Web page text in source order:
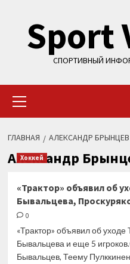
содержимому
Sport
СПОРТИВНЫЙ
меню
ГЛАВНАЯ АЛЕКСАНДР БРЫНЦЕВ
Александр
Хоккей
«Трактор» объявил об
Бывальцева,
0
«Трактор» объявил об
Бывальцева и еще 5
Бывальцев, Теему